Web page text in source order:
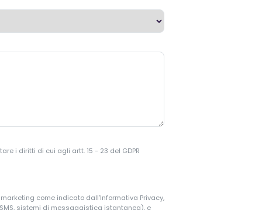
i diritti di cui agli artt. 15 - 23 del GDPR
come indicato dall’Informativa Privacy,
sistemi di messaggistica istantanea), e